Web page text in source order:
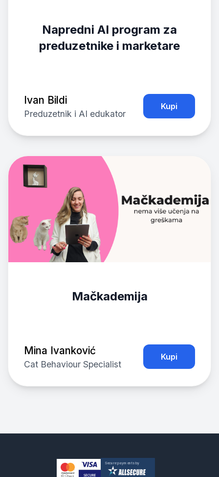
Napredni AI program za
preduzetnike i marketare
Ivan Bildi
Preduzetnik i AI edukator
Kupi
Mačkademija
Mina Ivanković
Cat Behaviour Specialist
Kupi